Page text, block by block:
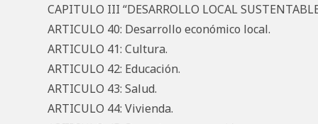
CAPITULO III “DESARROLLO LOCAL
ARTICULO 40: Desarrollo económico local.
ARTICULO 41: Cultura.
ARTICULO 42: Educación.
ARTICULO 43: Salud.
ARTICULO 44: Vivienda.